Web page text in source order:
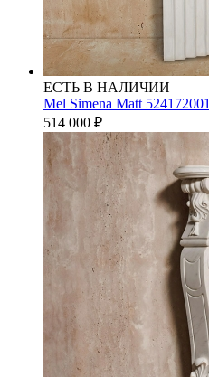
ЕСТЬ В НАЛИЧИИ
Mel Simena Matt 524172001
514 000 ₽